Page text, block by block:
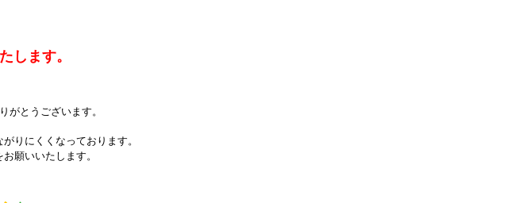
します。
がとうございます。
りにくくなっております。
願いいたします。